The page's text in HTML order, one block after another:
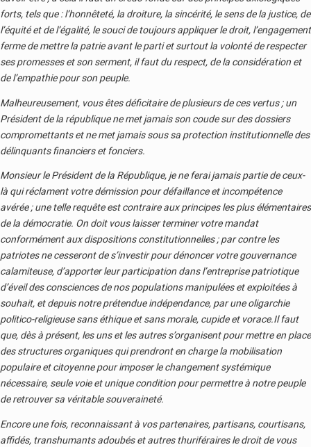
forts, tels que : l’honnêteté, la droiture, la sincérité, le sens de la justice, de
l’équité et de l’égalité, le souci de toujours appliquer le droit, l’engagement
ferme de mettre la patrie avant le parti et surtout la volonté de respecter
ses promesses et son serment, il faut du respect, de la considération et
de l’empathie pour son peuple.
Malheureusement, vous êtes déficitaire de plusieurs de ces vertus ; un
Président de la république ne met jamais son coude sur des dossiers
compromettants et ne met jamais sous sa protection institutionnelle des
délinquants financiers et fonciers.
Monsieur le Président de la République, je ne ferai jamais partie de ceux-
là qui réclament votre démission pour défaillance et incompétence
avérée ; une telle requête est contraire aux principes les plus élémentaires
de la démocratie. On doit vous laisser terminer votre mandat
conformément aux dispositions constitutionnelles ; par contre les
patriotes ne cesseront de s’investir pour dénoncer votre gouvernance
calamiteuse, d’apporter leur participation dans l’entreprise patriotique
d’éveil des consciences de nos populations manipulées et exploitées à
souhait, et depuis notre prétendue indépendance, par une oligarchie
politico-religieuse sans éthique et sans morale, cupide et vorace.Il faut
que, dès à présent, les uns et les autres s’organisent pour mettre en place
des structures organiques qui prendront en charge la mobilisation
populaire et citoyenne pour imposer le changement systémique
nécessaire, seule voie et unique condition pour permettre à notre peuple
de retrouver sa véritable souveraineté.
Encore une fois, reconnaissant à vos partenaires, partisans, courtisans,
affidés, transhumants adoubés et autres thuriféraires le droit de vous